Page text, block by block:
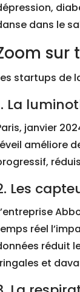
dans le
sur
startups de
La
janvier
améliore
Les
réel
réduit
et